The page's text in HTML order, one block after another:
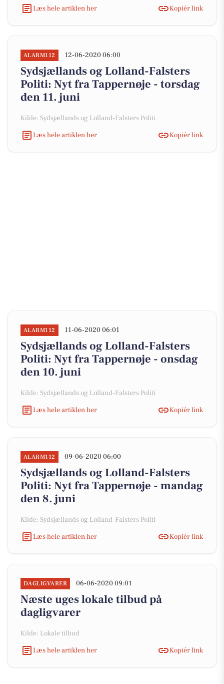
Læs hele artiklen her
Kopiér link
ALARM112 12-06-2020 06:00
Sydsjællands og Lolland-Falsters
Politi: Nyt fra Tappernøje - torsdag
den 11. juni
Kilde: Sydsjællands og Lolland-Falsters Politi
Læs hele artiklen her
Kopiér link
ALARM112 11-06-2020 06:01
Sydsjællands og Lolland-Falsters
Politi: Nyt fra Tappernøje - onsdag
den 10. juni
Kilde: Sydsjællands og Lolland-Falsters Politi
Læs hele artiklen her
Kopiér link
ALARM112 09-06-2020 06:00
Sydsjællands og Lolland-Falsters
Politi: Nyt fra Tappernøje - mandag
den 8. juni
Kilde: Sydsjællands og Lolland-Falsters Politi
Læs hele artiklen her
Kopiér link
DAGLIGVARER 06-06-2020 09:01
Næste uges lokale tilbud på
dagligvarer
Kilde: Lokale tilbud
Læs hele artiklen her
Kopiér link